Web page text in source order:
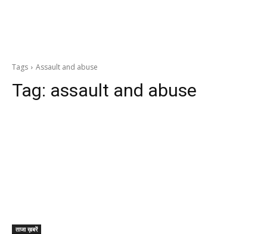
Tags Assault and abuse
Tag: assault and abuse
ताजा ख़बरें